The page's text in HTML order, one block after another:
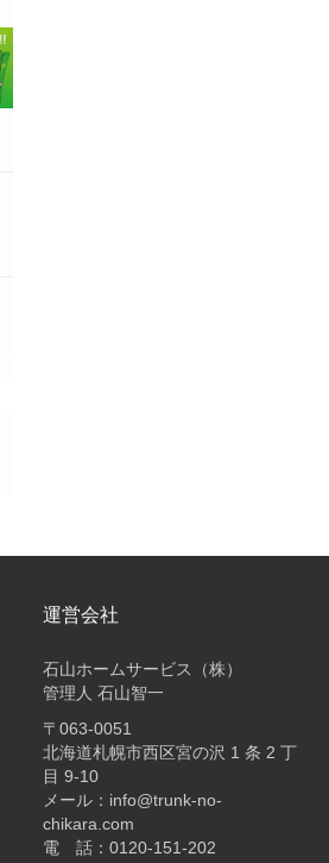
運営会社
石山ホームサービス（株）
管理人 石山智一
〒063-0051
北海道札幌市西区宮の沢 1 条 2 丁
目 9-10
メール：info@trunk-no-
chikara.com
電 話：0120-151-202